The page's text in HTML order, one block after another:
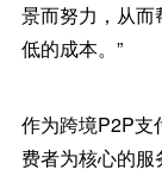
景而努力，从
低的成本。”
作为跨境P2P支
费者为核心的